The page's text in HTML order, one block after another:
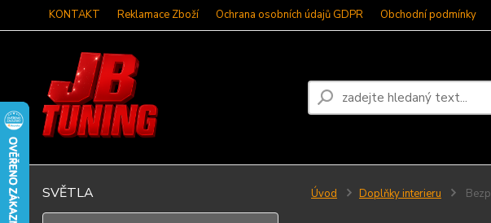
KONTAKT Reklamace Zboží Ochrana osobních údajů GDPR Obchodní podmínky
SVĚTLA Úvod Doplňky interieru